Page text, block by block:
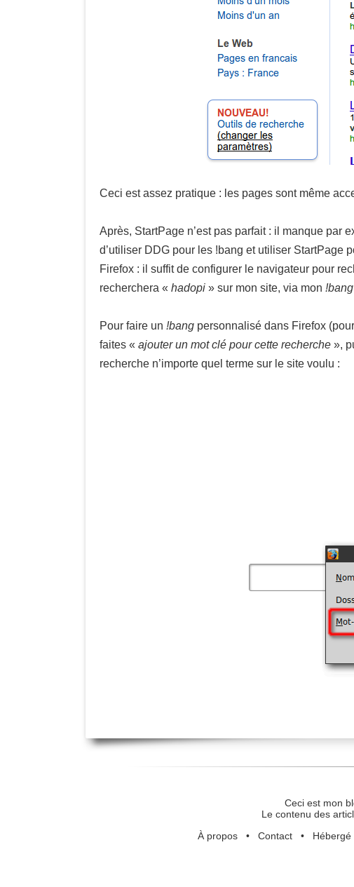
Ceci est assez pratique : les pages sont même
Après, StartPage n’est pas parfait : il manque par
d’utiliser DDG pour les !bang et utiliser StartPage
Firefox : il suffit de configurer le navigateur pour
recherchera « hadopi » sur mon site, via mon !bang
Pour faire un !bang personnalisé dans Firefox
faites « ajouter un mot clé pour cette recherche »,
recherche n’importe quel terme sur le site voulu :
Ceci est mon
Le contenu des
À propos• Contact• Hébergé